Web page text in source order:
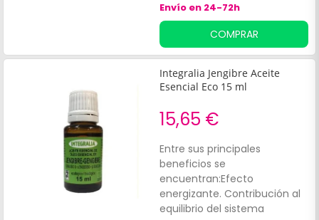
irritaciones y picaduras.
Envío en 24-72h
COMPRAR
Integralia Jengibre Aceite
Esencial Eco 15 ml
15,65 €
Entre sus principales
beneficios se
encuentran:Efecto
energizante. Contribución al
equilibrio del sistema